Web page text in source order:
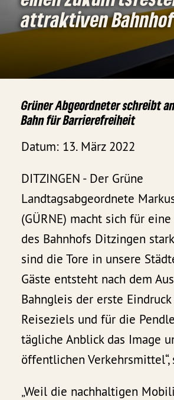
attraktiven Bahnhof
Grüner Abgeordneter schreibt
Bahn für Barrierefreiheit
Datum: 13. März 2022
DITZINGEN - Der Grüne
Landtagsabgeordnete
(GÜRNE) macht sich für
des Bahnhofs Ditzingen
sind die Tore in unsere
Gäste entsteht nach dem
Bahngleis der erste
Reiseziels und für die
tägliche Anblick das Image
öffentlichen Verkehrsmittel“,
„Weil die nachhaltigen